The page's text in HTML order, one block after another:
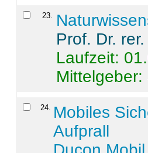
23.
Prof. Dr.
Laufzeit:
24. Mobiles
Aufprall